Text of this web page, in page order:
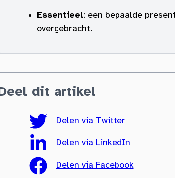
Essentieel: een bepaalde
overgebracht.
Deel dit artikel
Delen via Twitter
Delen via LinkedIn
Delen via Facebook